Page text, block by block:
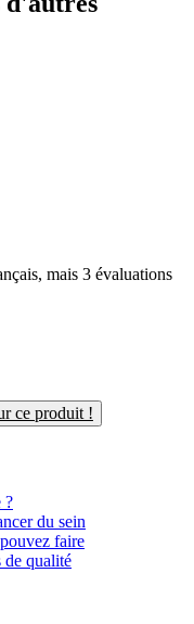
mais 3 évaluations
ce produit !
?
du sein
faire
de qualité